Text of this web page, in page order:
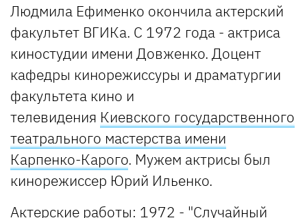
Людмила Ефименко окончила актерский
факультет ВГИКа. С 1972 года - актриса
киностудии имени Довженко. Доцент
кафедры кинорежиссуры и драматургии
факультета кино и
телевидения Киевского государственного
театрального мастерства имени
Карпенко-Карого. Мужем актрисы был
кинорежиссер Юрий Ильенко.
Актерские работы: 1972 - "Случайный